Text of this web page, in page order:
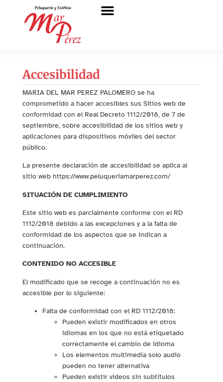
Accesibilidad
MARIA DEL MAR PEREZ PALOMERO se ha
comprometido a hacer accesibles sus Sitios web de
conformidad con el Real Decreto 1112/2018, de 7 de
septiembre, sobre accesibilidad de los sitios web y
aplicaciones para dispositivos móviles del sector
público.
La presente declaración de accesibilidad se aplica al
sitio web https://www.peluqueriamarperez.com/
SITUACIÓN DE CUMPLIMIENTO
Este sitio web es parcialmente conforme con el RD
1112/2018 debido a las excepciones y a la falta de
conformidad de los aspectos que se indican a
continuación.
CONTENIDO NO ACCESIBLE
El modificado que se recoge a continuación no es
accesible por lo siguiente:
Falta de conformidad con el RD 1112/2018:
Pueden existir modificados en otros
idiomas en los que no está etiquetado
correctamente el cambio de idioma
Los elementos multimedia solo audio
pueden no tener alternativa
Pueden existir vídeos sin subtítulos